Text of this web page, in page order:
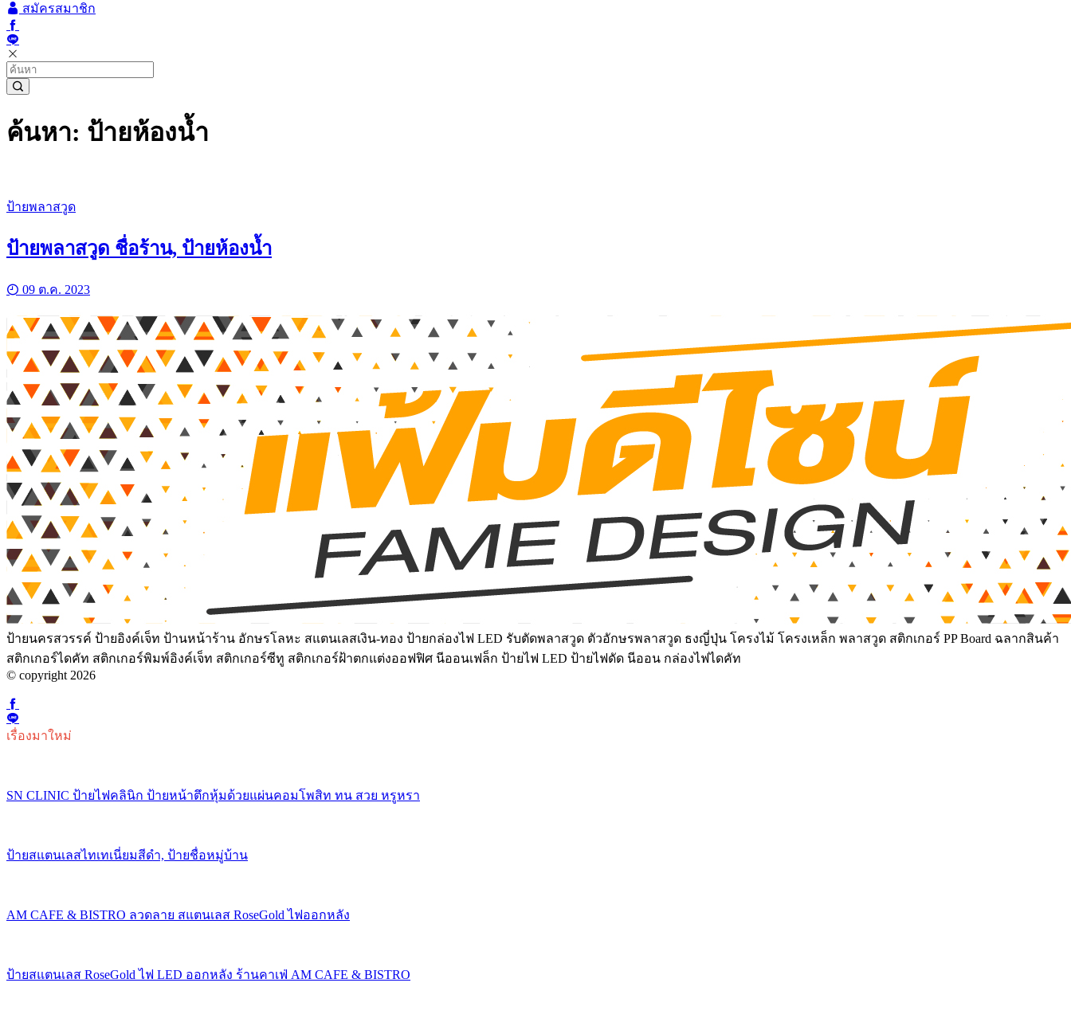
สมัครสมาชิก
ค้นหา: ป้ายห้องน้ำ
ป้ายพลาสวูด
ป้ายพลาสวูด ชื่อร้าน, ป้ายห้องน้ำ
09 ต.ค. 2023
ป้ายนครสวรรค์ ป้ายอิงค์เจ็ท ป้านหน้าร้าน อักษรโลหะ สแตนเลสเงิน-ทอง ป้ายกล่องไฟ LED รับตัดพลาสวูด ตัวอักษรพลาสวูด ธงญี่ปุ่น โครงไม้ โครงเหล็ก พลาสวูด สติกเกอร์ PP Board ฉลากสินค้า
สติกเกอร์ไดคัท สติกเกอร์พิมพ์อิงค์เจ็ท สติกเกอร์ซีทู สติกเกอร์ฝ้าตกแต่งออฟฟิศ นีออนเฟล็ก ป้ายไฟ LED ป้ายไฟดัด นีออน กล่องไฟไดคัท
© copyright 2026
เรื่องมาใหม่
SN CLINIC ป้ายไฟคลินิก ป้ายหน้าตึกหุ้มด้วยแผ่นคอมโพสิท ทน สวย หรูหรา
ป้ายสแตนเลสไทเทเนี่ยมสีดำ, ป้ายชื่อหมู่บ้าน
AM CAFE & BISTRO ลวดลาย สแตนเลส RoseGold ไฟออกหลัง
ป้ายสแตนเลส RoseGold ไฟ LED ออกหลัง ร้านคาเฟ่ AM CAFE & BISTRO